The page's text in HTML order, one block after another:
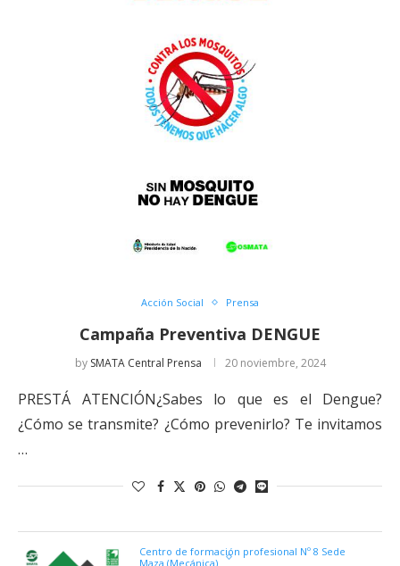
Acción Social Prensa
Campaña Preventiva DENGUE
by SMATA Central Prensa 20 noviembre, 2024
PRESTÁ ATENCIÓN¿Sabes lo que es el Dengue?
¿Cómo se transmite? ¿Cómo prevenirlo? Te invitamos
…
Centro de formación profesional Nº 8 Sede
Maza (Mecánica)